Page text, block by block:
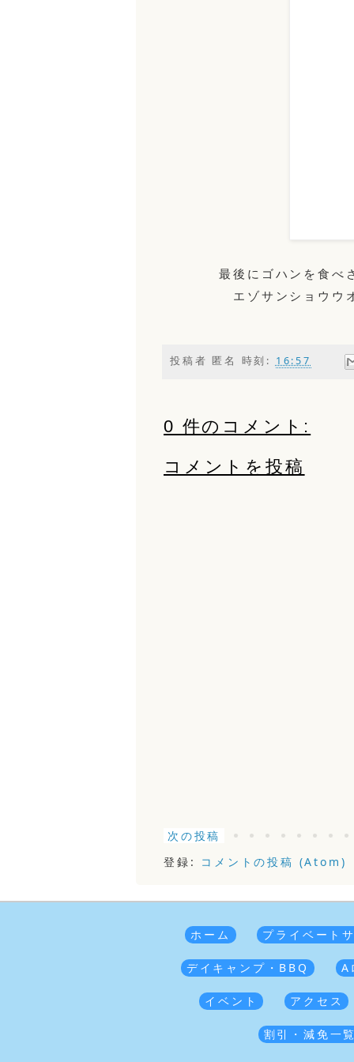
最後にゴハンを食べ
エゾサンショウウ
投稿者 匿名 時刻: 16:57
0 件のコメント:
コメントを投稿
次の投稿
登録: コメントの投稿 (Atom)
ホーム プライベート
デイキャンプ・BBQ A
イベント アクセス
割引・減免一